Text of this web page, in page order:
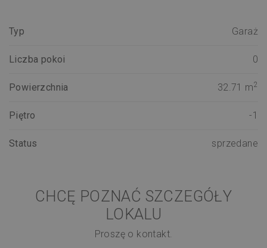
Typ Garaż
Liczba pokoi 0
Powierzchnia 32.71 m2
Piętro -1
Status sprzedane
CHCĘ POZNAĆ SZCZEGÓŁY
LOKALU
Proszę o kontakt.